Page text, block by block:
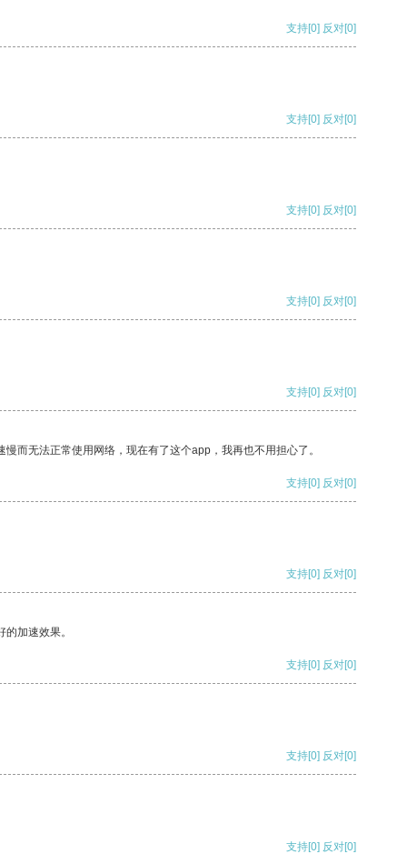
支持[0] 反对[0]
支持[0] 反对[0]
支持[0] 反对[0]
支持[0] 反对[0]
支持[0] 反对[0]
而无法正常使用网络，现在有了这个app，我再也不用担心了。
支持[0] 反对[0]
支持[0] 反对[0]
加速效果。
支持[0] 反对[0]
支持[0] 反对[0]
支持[0] 反对[0]